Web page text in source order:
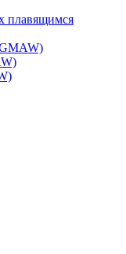
плавящимся